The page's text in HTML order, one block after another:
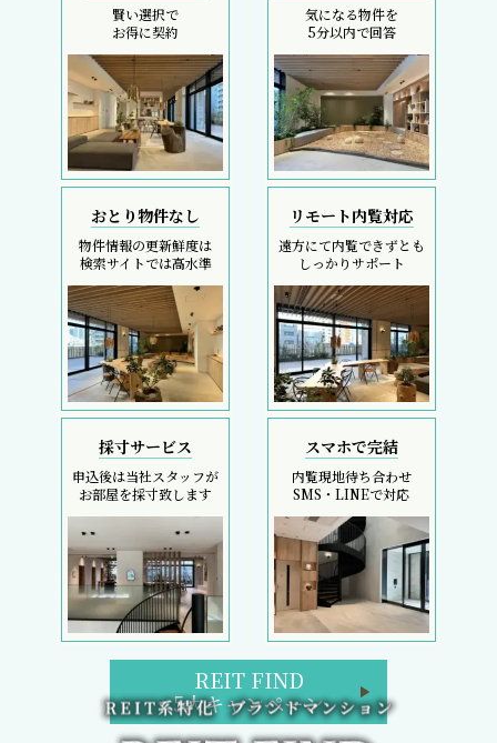
賢い選択で
お得に契約
気になる物件を
5分以内で回答
おとり物件なし
物件情報の更新鮮度は
検索サイトでは高水準
リモート内覧対応
遠方にて内覧できずとも
しっかりサポート
採寸サービス
申込後は当社スタッフが
お部屋を採寸致します
スマホで完結
内覧現地待ち合わせ
SMS・LINEで対応
REIT FIND
5大キャンペーン